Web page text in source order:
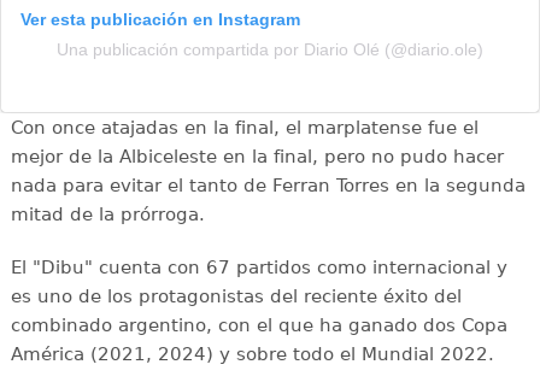
Ver esta publicación en Instagram
Una publicación compartida por Diario Olé (@diario.ole)
Con once atajadas en la final, el marplatense fue el
mejor de la Albiceleste en la final, pero no pudo hacer
nada para evitar el tanto de Ferran Torres en la segunda
mitad de la prórroga.
El "Dibu" cuenta con 67 partidos como internacional y
es uno de los protagonistas del reciente éxito del
combinado argentino, con el que ha ganado dos Copa
América (2021, 2024) y sobre todo el Mundial 2022.